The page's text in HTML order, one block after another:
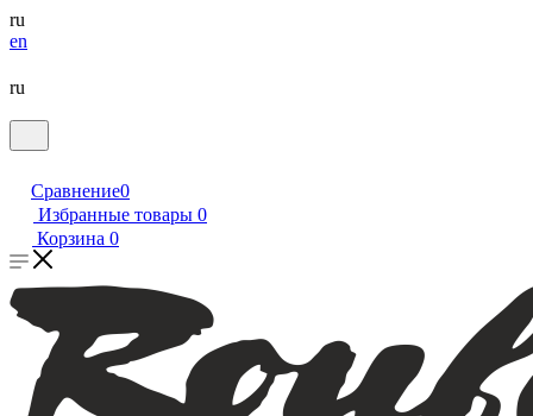
ru
en
ru
Сравнение0
Избранные товары 0
Корзина 0